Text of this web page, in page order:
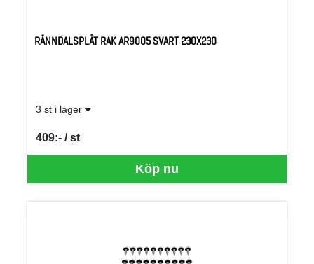
RÄNNDALSPLÅT RAK AR9005 SVART 230X230
3 st i lager
Köp nu
409:- / st
SEK per ST